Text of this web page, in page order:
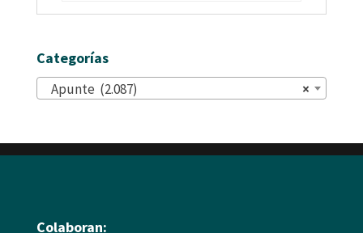
Categorías
×
Apunte (2.087)
Colaboran: